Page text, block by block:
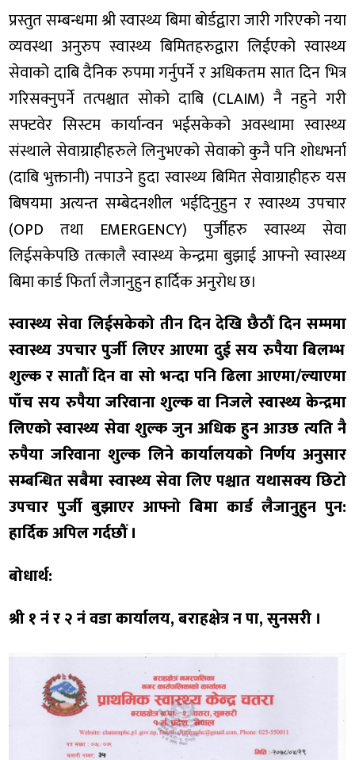
प्रस्तुत सम्बन्धमा श्री स्वास्थ्य बिमा बोर्डद्वारा जारी गरिएको नया
व्यवस्था अनुरुप स्वास्थ्य बिमितहरुद्वारा लिईएको स्वास्थ्य
सेवाको दाबि दैनिक रुपमा गर्नुपर्ने र अधिकतम सात दिन भित्र
गरिसक्नुपर्ने तत्पश्चात सोको दाबि (CLAIM) नै नहुने गरी
सफ्टवेर सिस्टम कार्यान्वन भईसकेको अवस्थामा स्वास्थ्य
संस्थाले सेवाग्राहीहरुले लिनुभएको सेवाको कुनै पनि शोधभर्ना
(दाबि भुक्तानी) नपाउने हुदा स्वास्थ्य बिमित सेवाग्राहीहरु यस
बिषयमा अत्यन्त सम्बेदनशील भईदिनुहुन र स्वास्थ्य उपचार
(OPD तथा EMERGENCY) पुर्जीहरु स्वास्थ्य सेवा
लिईसकेपछि तत्कालै स्वास्थ्य केन्द्रमा बुझाई आफ्नो स्वास्थ्य
बिमा कार्ड फिर्ता लैजानुहुन हार्दिक अनुरोध छ।
स्वास्थ्य सेवा लिईसकेको तीन दिन देखि छैठौं दिन सम्ममा
स्वास्थ्य उपचार पुर्जी लिएर आएमा दुई सय रुपैया बिलम्भ
शुल्करसातौं दिन वा सो भन्दा पनि ढिला आएमा/ल्याएमा
पाँच सय रुपैया जरिवाना शुल्क वा निजले स्वास्थ्य केन्द्रमा
लिएको स्वास्थ्य सेवा शुल्क जुन अधिक हुन आउछ त्यति नै
रुपैया जरिवाना शुल्क लिनेकार्यालयको निर्णय अनुसार
सम्बन्धित सबैमा स्वास्थ्य सेवा लिए पश्चात यथासक्य छिटो
उपचार पुर्जी बुझाएर आफ्नो बिमा कार्ड लैजानुहुन पुन:
हार्दिक अपिल गर्दछौं ।
बोधार्थ:
श्री १ नं र २ नं वडा कार्यालय, बराहक्षेत्र न पा, सुनसरी ।